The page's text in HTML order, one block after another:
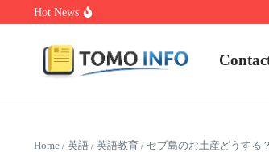
Skip to content
Hot News
Nakrutka Instagram Like: Why Free
Home / 英語 / 英語教育 / セブ島のお土産どうする